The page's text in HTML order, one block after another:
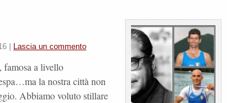
Lascia un commento
famosa a livello
la nostra città non
Abbiamo voluto stillare